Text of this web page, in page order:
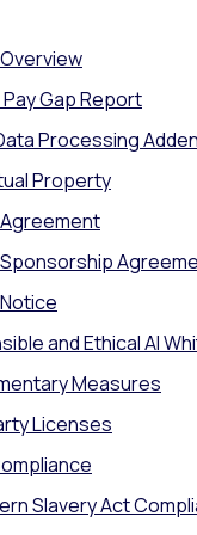
Gap Report
Processing
Property
and Ethical AI
Measures
Licenses
Slavery Act